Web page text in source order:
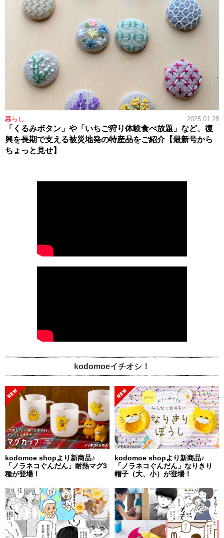
暮らし 2025.01.28
「くるみボタン」や「いちご狩り体験食べ放題」など、復
興を長期で支える被災地発の特産品をご紹介【最新号から
ちょっと見せ】
kodomoeイチオシ！
kodomoe shopより新商品♪
「ノラネコぐんだん」耐熱マグ3
種が登場！
kodomoe shopより新商品♪
「ノラネコぐんだん」なりきり
帽子（大、小）が登場！